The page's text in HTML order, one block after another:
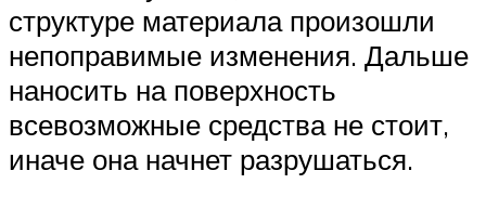
структуре материала произошли
непоправимые изменения. Дальше
наносить на поверхность
всевозможные средства не стоит,
иначе она начнет разрушаться.